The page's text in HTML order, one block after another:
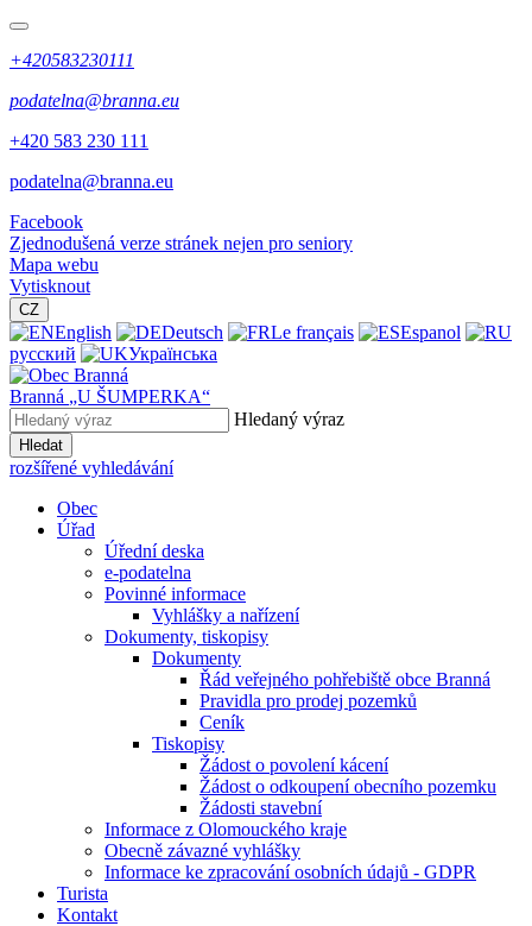
+420583230111
podatelna@branna.eu
+420 583 230 111
podatelna@branna.eu
Facebook
Zjednodušená verze stránek nejen pro seniory
Mapa webu
Vytisknout
CZ
English Deutsch Le français
Espanol
русский
Українська
Branná „U ŠUMPERKA“
Hledaný výraz
Hledat
rozšířené vyhledávání
Obec
Úřad
Úřední deska
e-podatelna
Povinné informace
Vyhlášky a nařízení
Dokumenty, tiskopisy
Dokumenty
Řád veřejného pohřebiště obce Branná
Pravidla pro prodej pozemků
Ceník
Tiskopisy
Žádost o povolení kácení
Žádost o odkoupení obecního pozemku
Žádosti stavební
Informace z Olomouckého kraje
Obecně závazné vyhlášky
Informace ke zpracování osobních údajů - GDPR
Turista
Kontakt